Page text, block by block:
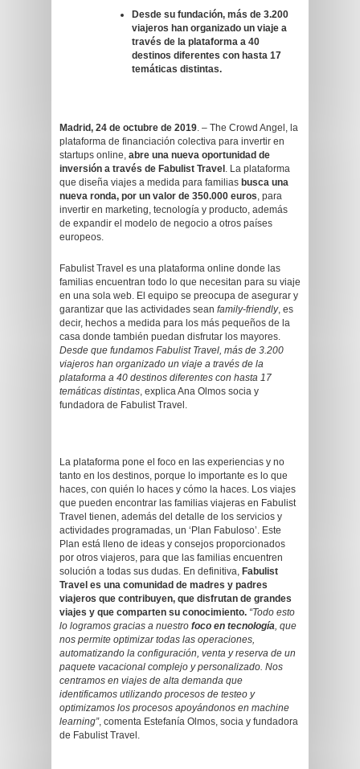
Desde su fundación, más de 3.200
viajeros han organizado un viaje a
través de la plataforma a 40
destinos diferentes con hasta 17
temáticas distintas.
Madrid, 24 de octubre de 2019. – The Crowd Angel, la
plataforma de financiación colectiva para invertir en
startups online, abre una nueva oportunidad de
inversión a través de Fabulist Travel . La plataforma
que diseña viajes a medida para familias busca una
nueva ronda, por un valor de 350.000 euros, para
invertir en marketing, tecnología y producto, además
de expandir el modelo de negocio a otros países
europeos.
Fabulist Travel es una plataforma online donde las
familias encuentran todo lo que necesitan para su viaje
en una sola web. El equipo se preocupa de asegurar y
garantizar que las actividades sean family-friendly, es
decir, hechos a medida para los más pequeños de la
casa donde también puedan disfrutar los mayores.
Desde que fundamos Fabulist Travel, más de 3.200
viajeros han organizado un viaje a través de la
plataforma a 40 destinos diferentes con hasta 17
temáticas distintas, explica Ana Olmos socia y
fundadora de Fabulist Travel.
La plataforma pone el foco en las experiencias y no
tanto en los destinos, porque lo importante es lo que
haces, con quién lo haces y cómo la haces. Los viajes
que pueden encontrar las familias viajeras en Fabulist
Travel tienen, además del detalle de los servicios y
actividades programadas, un ‘Plan Fabuloso’. Este
Plan está lleno de ideas y consejos proporcionados
por otros viajeros, para que las familias encuentren
solución a todas sus dudas. En definitiva, Fabulist
Travel es una comunidad de madres y padres
viajeros que contribuyen, que disfrutan de grandes
viajes y que comparten su conocimiento. “Todo esto
lo logramos gracias a nuestro foco en tecnología, que
nos permite optimizar todas las operaciones,
automatizando la configuración, venta y reserva de un
paquete vacacional complejo y personalizado. Nos
centramos en viajes de alta demanda que
identificamos utilizando procesos de testeo y
optimizamos los procesos apoyándonos en machine
learning”, comenta Estefanía Olmos, socia y fundadora
de Fabulist Travel.